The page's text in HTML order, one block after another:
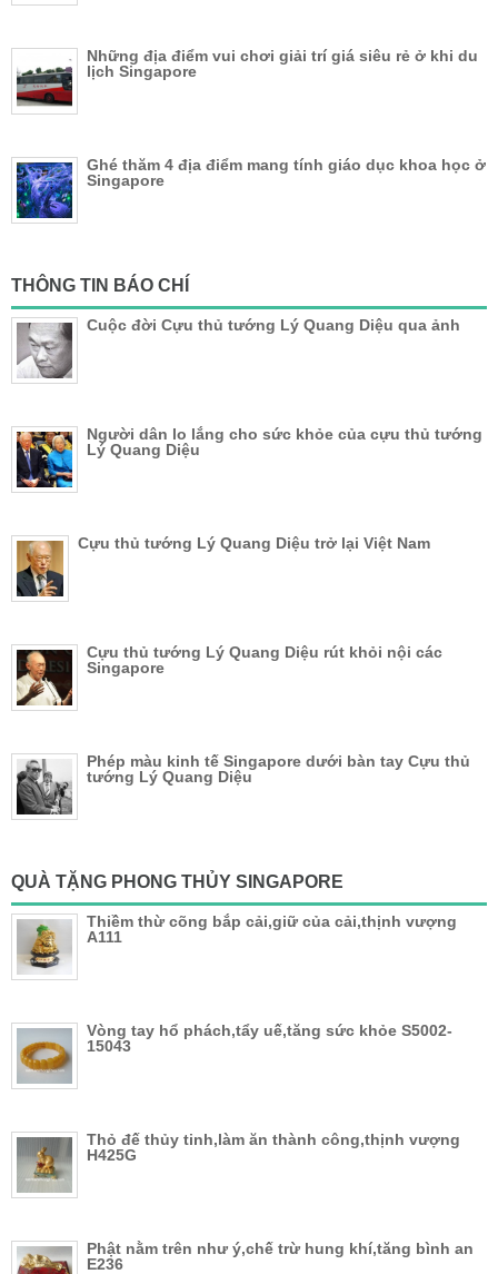
Những địa điểm vui chơi giải trí giá siêu rẻ ở khi du
lịch Singapore
Ghé thăm 4 địa điểm mang tính giáo dục khoa học ở
Singapore
THÔNG TIN BÁO CHÍ
Cuộc đời Cựu thủ tướng Lý Quang Diệu qua ảnh
Người dân lo lắng cho sức khỏe của cựu thủ tướng
Lý Quang Diệu
Cựu thủ tướng Lý Quang Diệu trở lại Việt Nam
Cựu thủ tướng Lý Quang Diệu rút khỏi nội các
Singapore
Phép màu kinh tế Singapore dưới bàn tay Cựu thủ
tướng Lý Quang Diệu
QUÀ TẶNG PHONG THỦY SINGAPORE
Thiềm thừ cõng bắp cải,giữ của cải,thịnh vượng
A111
Vòng tay hổ phách,tẩy uế,tăng sức khỏe S5002-
15043
Thỏ đế thủy tinh,làm ăn thành công,thịnh vượng
H425G
Phật nằm trên như ý,chế trừ hung khí,tăng bình an
E236